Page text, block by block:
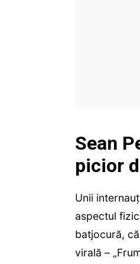
Sean
picior
Unii
aspectul
batjocură,
virală –